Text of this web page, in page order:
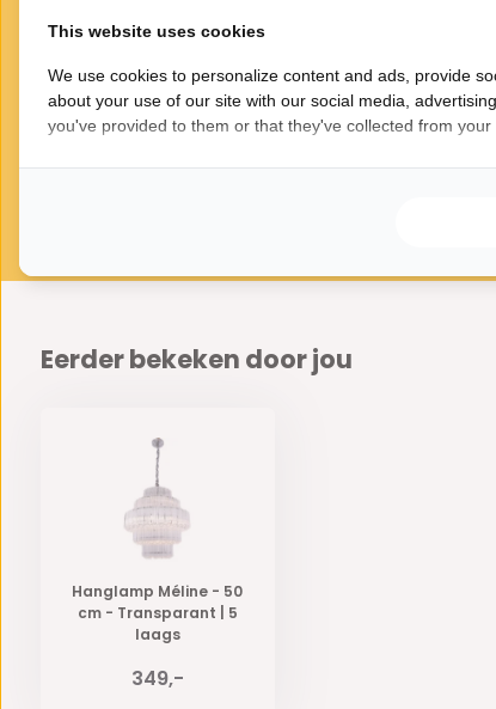
Gerelateerde
producten
Eerder bekeken door jou
Hanglamp Méline - 50
cm - Transparant | 5
laags
349,-
This website uses cookies
We use cookies to personalize content and ads, provide
about your use of our site with our social media,
you've provided to them or that they've collected from your